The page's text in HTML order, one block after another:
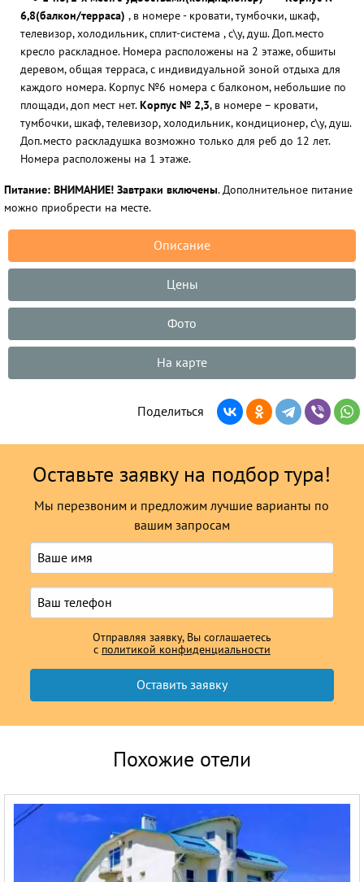
6,8(балкон/терраса) , в номере - кровати, тумбочки, шкаф,
телевизор, холодильник, сплит-система , с\у, душ. Доп.место
кресло раскладное. Номера расположены на 2 этаже, обшиты
деревом, общая терраса, с индивидуальной зоной отдыха для
каждого номера. Корпус №6 номера с балконом, небольшие по
площади, доп мест нет.Корпус № 2,3, в номере – кровати,
тумбочки, шкаф, телевизор, холодильник, кондиционер, с\у, душ.
Доп.место раскладушка возможно только для реб до 12 лет.
Номера расположены на 1 этаже.
Питание: ВНИМАНИЕ! Завтраки включены. Дополнительное питание
можно приобрести на месте.
Описание
Цены
Фото
На карте
Поделиться
Оставьте заявку на подбор тура!
Мы перезвоним и предложим лучшие варианты по
вашим запросам
Отправляя заявку, Вы соглашаетесь
с политикой конфиденциальности
Похожие отели